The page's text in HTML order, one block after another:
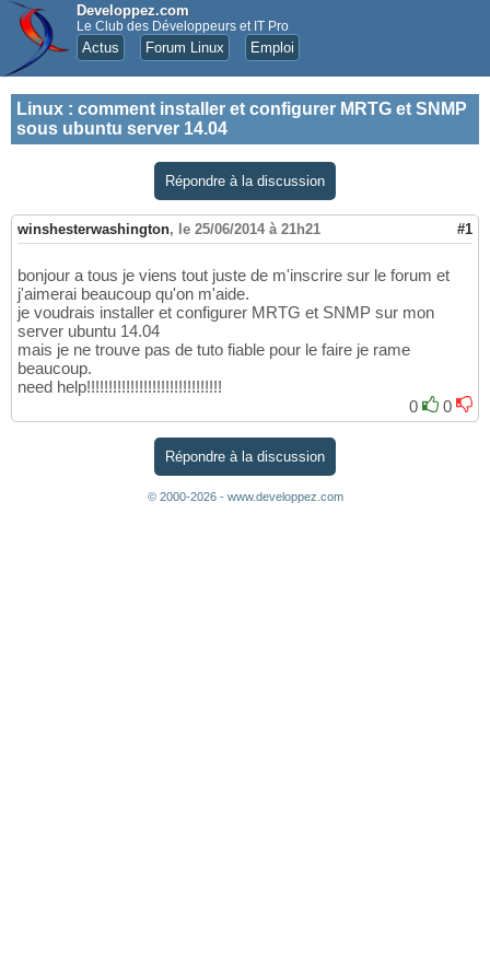
Developpez.com
Le Club des Développeurs et IT Pro
Actus Forum Linux Emploi
Linux : comment installer et configurer MRTG et SNMP
sous ubuntu server 14.04
Répondre à la discussion
winshesterwashington, le 25/06/2014 à 21h21 #1
bonjour a tous je viens tout juste de m'inscrire sur le forum et
j'aimerai beaucoup qu'on m'aide.
je voudrais installer et configurer MRTG et SNMP sur mon
server ubuntu 14.04
mais je ne trouve pas de tuto fiable pour le faire je rame
beaucoup.
need help!!!!!!!!!!!!!!!!!!!!!!!!!!!!!!!
0
0
Répondre à la discussion
© 2000-2026 - www.developpez.com